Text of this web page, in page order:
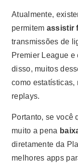
Atualmente,
permitem assistir
transmissões de
Premier League
disso, muitos
como estatísticas,
replays.
Portanto, se você
muito a pena
diretamente da
melhores apps